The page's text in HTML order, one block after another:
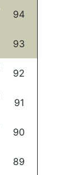
94
93
92
91
90
89